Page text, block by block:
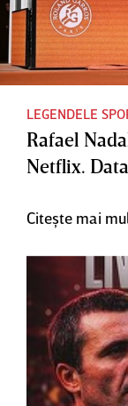
LEGENDELE
Rafael
Netflix.
Citește mai